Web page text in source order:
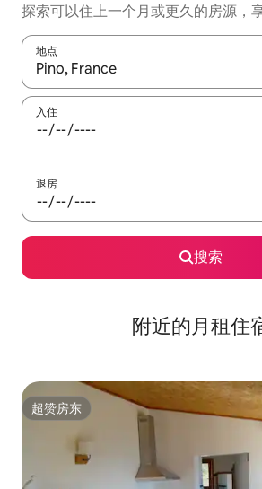
探索可以住上一个月或更久的房源，
地点
如有搜索结果，请使用上下方向键查看
入住
退房
搜索
附近的月租住
超赞房东
超赞房东